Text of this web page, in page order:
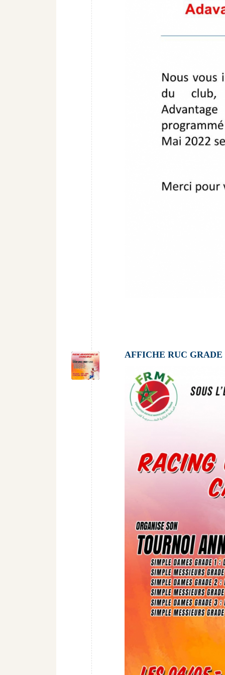
AFFICHE RUC GRADE